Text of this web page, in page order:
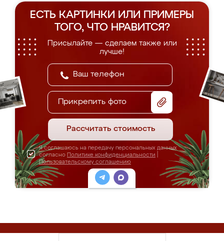
ЕСТЬ КАРТИНКИ ИЛИ ПРИМЕРЫ
ТОГО, ЧТО НРАВИТСЯ?
Присылайте — сделаем также или
лучше!
Прикрепить фото
Рассчитать стоимость
Я соглашаюсь на передачу персональных данных
согласно Политике конфиденциальности
Пользовательскому соглашению